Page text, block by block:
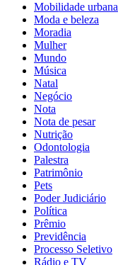
Mobilidade urbana
Moda e beleza
Moradia
Mulher
Mundo
Música
Natal
Negócio
Nota
Nota de pesar
Nutrição
Odontologia
Palestra
Patrimônio
Pets
Poder Judiciário
Política
Prêmio
Previdência
Processo Seletivo
Rádio e TV